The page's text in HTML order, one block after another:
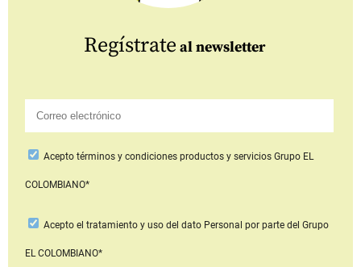
Regístrate al newsletter
Aceptotérminos y condiciones productos y serviciosGrupo EL
COLOMBIANO*
Acepto el tratamiento y uso del dato Personal por parte del Grupo
EL COLOMBIANO*